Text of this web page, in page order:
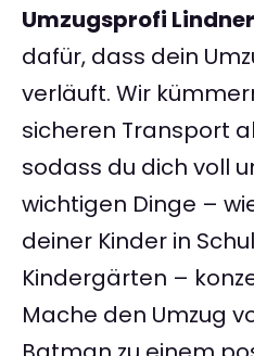
Umzugsprofi
dafür, dass dein
verläuft. Wir
sicheren Transport
sodass du dich voll
wichtigen Dinge –
deiner Kinder in
Kindergärten –
Mache den Umzug